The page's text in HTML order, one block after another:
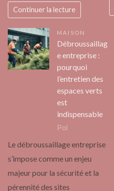
Continuer la lecture
MAISON
Débroussaillag
e entreprise :
pourquoi
l’entretien des
espaces verts
est
indispensable
Pol
Le débroussaillage entreprise
s’impose comme un enjeu
majeur pour la sécurité et la
pérennité des sites